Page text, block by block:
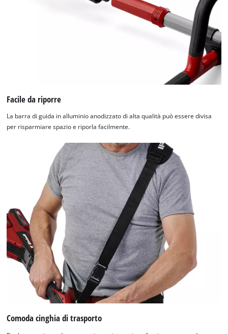
Facile da riporre
La barra di guida in alluminio anodizzato di alta qualità può essere divisa
per risparmiare spazio e riporla facilmente.
Comoda cinghia di trasporto